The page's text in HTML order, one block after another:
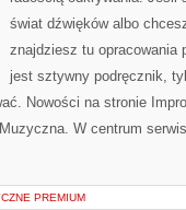
świat dźwięków albo
znajdziesz tu opracowania
jest sztywny podręcznik,
Nowości na stronie
W centrum
PREMIUM